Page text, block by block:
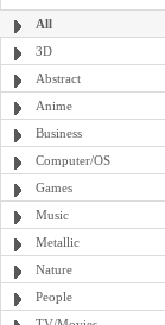
All
3D
Abstract
Anime
Business
Computer/OS
Games
Music
Metallic
Nature
People